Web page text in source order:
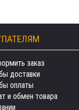
заказ
доставки
оплаты
и обмен товара